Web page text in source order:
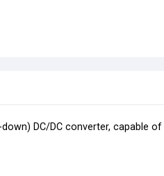
DC/DC converter, capable